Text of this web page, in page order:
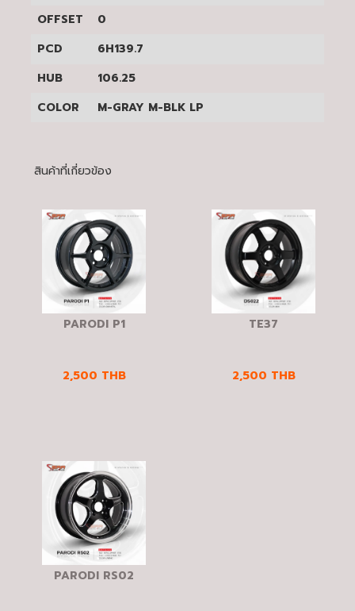
OFFSET
0
PCD
6H139.7
HUB
106.25
COLOR
M-GRAY M-BLK LP
สินค้าที่เกี่ยวข้อง
PARODI P1
2,500 THB
TE37
2,500 THB
PARODI RS02